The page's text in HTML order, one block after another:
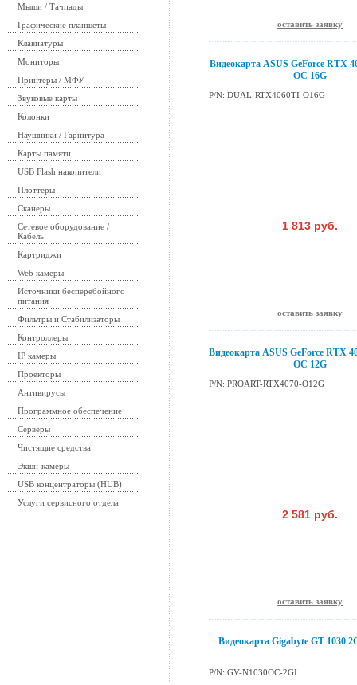
Мыши / Тачпады
Графические планшеты
Клавиатуры
Мониторы
Принтеры / МФУ
Звуковые карты
Колонки
Наушники / Гарнитура
Карты памяти
USB Flash накопители
Плоттеры
Сканеры
Сетевое оборудование /
Кабель
Картриджи
Web камеры
Источники бесперебойного
питания
Фильтры и Стабилизаторы
Контроллеры
IP камеры
Проекторы
Антивирусы
Программное обеспечение
Серверы
Чистящие средства
Экшн-камеры
USB концентраторы (HUB)
Услуги сервисного отдела
оставить заявку
Видеокарта ASUS GeForce RTX
OC 16G
P/N: DUAL-RTX4060TI-O16G
1 813 руб.
оставить заявку
Видеокарта ASUS GeForce RTX
OC 12G
P/N: PROART-RTX4070-O12G
2 581 руб.
оставить заявку
Видеокарта Gigabyte GT 1030
P/N: GV-N1030OC-2GI